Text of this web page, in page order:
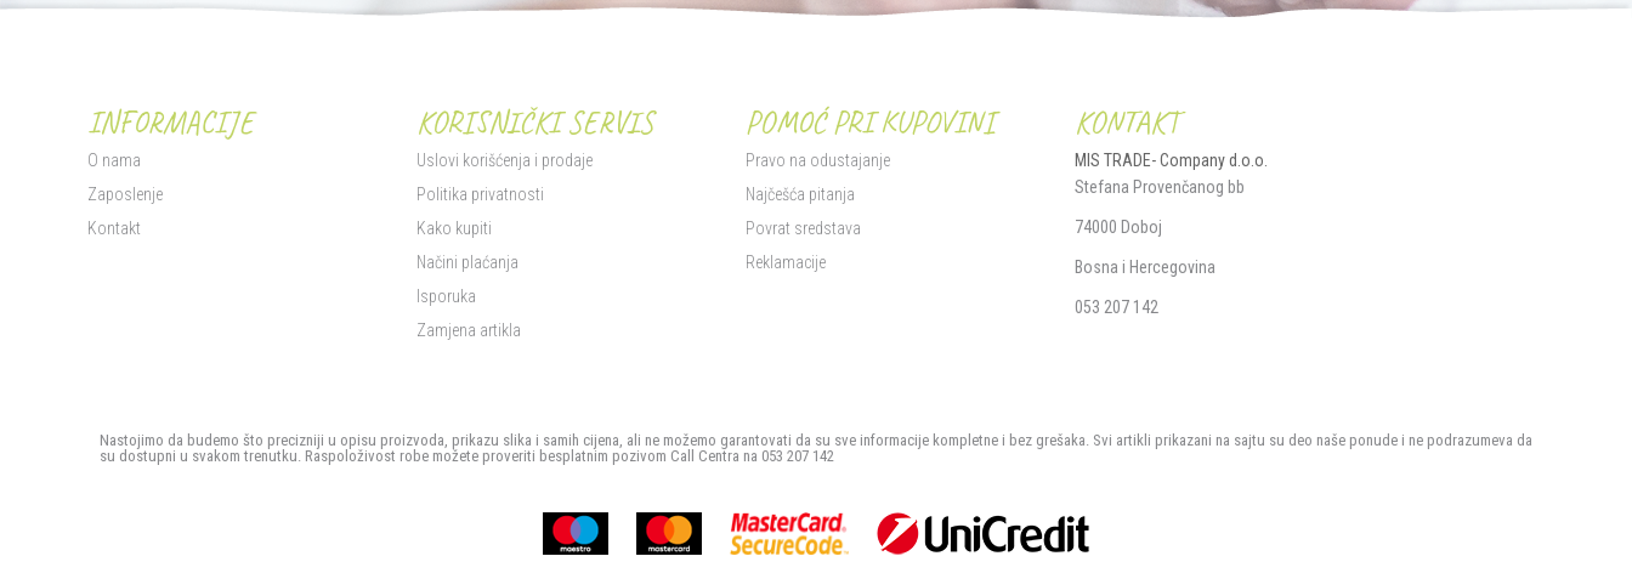
INFORMACIJE
O nama
Zaposlenje
Kontakt
KORISNIČKI SERVIS
Uslovi korišćenja i prodaje
Politika privatnosti
Kako kupiti
Načini plaćanja
Isporuka
Zamjena artikla
POMOĆ PRI KUPOVINI
Pravo na odustajanje
Najčešća pitanja
Povrat sredstava
Reklamacije
KONTAKT
MIS TRADE- Company d.o.o.
Stefana Provenčanog bb
74000 Doboj
Bosna i Hercegovina
053 207 142
Nastojimo da budemo što precizniji u opisu proizvoda, prikazu slika i samih cijena, ali ne možemo garantovati da su sve informacije kompletne i bez grešaka. Svi artikli prikazani na sajtu su deo naše ponude i ne podrazumeva da
su dostupni u svakom trenutku. Raspoloživost robe možete proveriti besplatnim pozivom Call Centra na 053 207 142